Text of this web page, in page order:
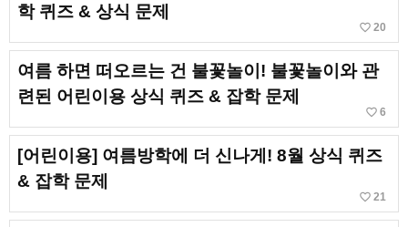
학 퀴즈 & 상식 문제
favorite_border 20
여름 하면 떠오르는 건 불꽃놀이! 불꽃놀이와 관
련된 어린이용 상식 퀴즈 & 잡학 문제
favorite_border 6
[어린이용] 여름방학에 더 신나게! 8월 상식 퀴즈
& 잡학 문제
favorite_border 21